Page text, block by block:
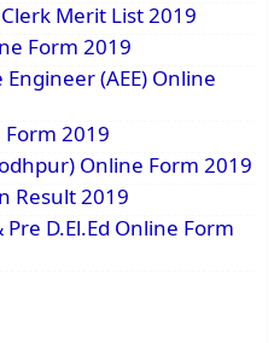
Merit List 2019
Form 2019
(AEE) Online
Form 2019
Online Form 2019
Result 2019
D.El.Ed Online Form